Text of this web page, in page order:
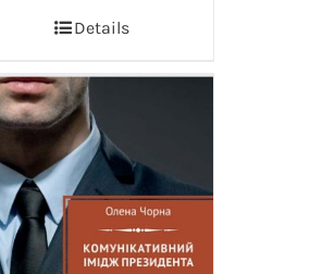
Details